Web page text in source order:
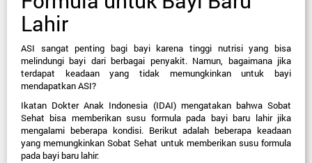
Lahir
ASI sangat penting bagi bayi karena tinggi nutrisi yang bisa
melindungi bayi dari berbagai penyakit. Namun, bagaimana jika
terdapat keadaan yang tidak memungkinkan untuk bayi
mendapatkan ASI?
Ikatan Dokter Anak Indonesia (IDAI) mengatakan bahwa Sobat
Sehat bisa memberikan susu formula pada bayi baru lahir jika
mengalami beberapa kondisi. Berikut adalah beberapa keadaan
yang memungkinkan Sobat Sehat untuk memberikan susu formula
pada bayi baru lahir: